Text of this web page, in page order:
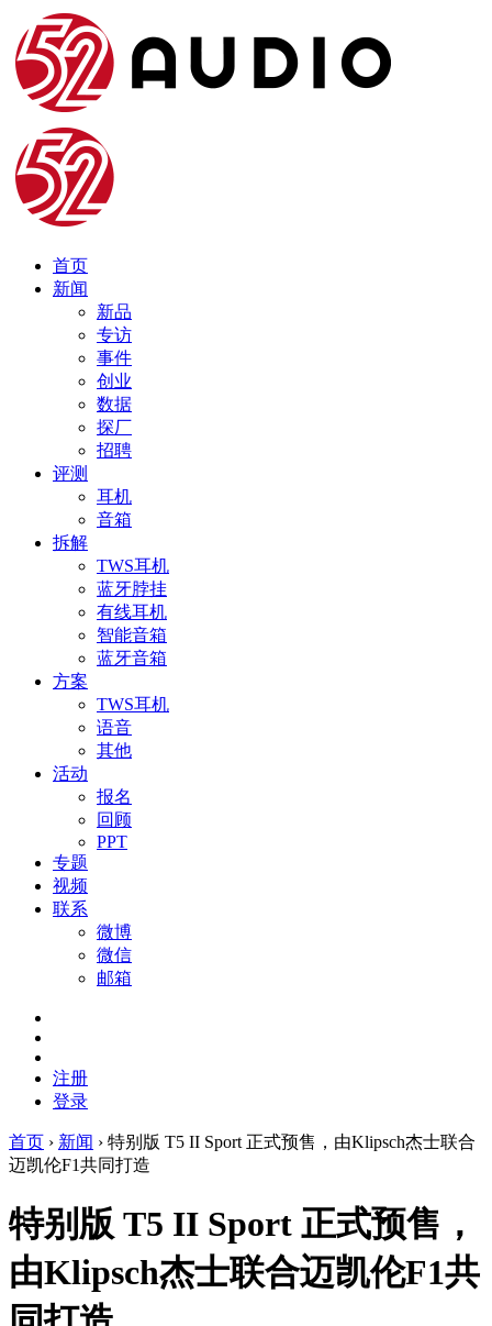
首页
新闻
新品
专访
事件
创业
数据
探厂
招聘
评测
耳机
音箱
拆解
TWS耳机
蓝牙脖挂
有线耳机
智能音箱
蓝牙音箱
方案
TWS耳机
语音
其他
活动
报名
回顾
PPT
专题
视频
联系
微博
微信
邮箱
注册
登录
首页 › 新闻 › 特别版 T5 II Sport 正式预售，由Klipsch杰士联合
迈凯伦F1共同打造
特别版 T5 II Sport 正式预售，
由Klipsch杰士联合迈凯伦F1共